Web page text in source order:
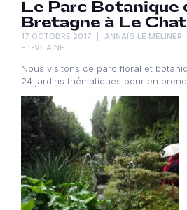
Le Parc Botanique
Bretagne à Le
17 OCTOBRE 2017 ANNAÏG LE MELINER
ET-VILAINE
Nous visitons ce parc floral et
24 jardins thématiques pour en